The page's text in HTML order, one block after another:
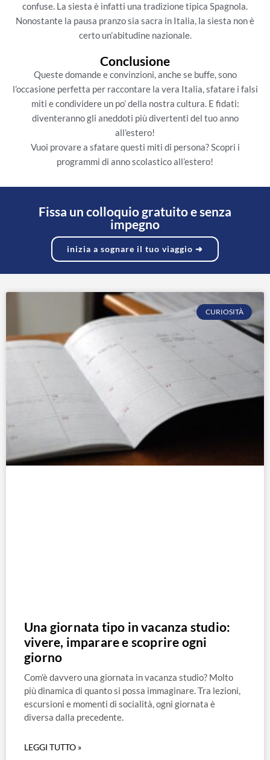
confuse. La siesta è infatti una tradizione tipica Spagnola.
Nonostante la pausa pranzo sia sacra in Italia, la siesta non è
certo un’abitudine nazionale.
Conclusione
Queste domande e convinzioni, anche se buffe, sono
l’occasione perfetta per raccontare la vera Italia, sfatare i falsi
miti e condividere un po’ della nostra cultura. E fidati:
diventeranno gli aneddoti più divertenti del tuo anno
all’estero!
Vuoi provare a sfatare questi miti di persona? Scopri i
programmi di anno scolastico all’estero!
Fissa un colloquio gratuito e senza
impegno
inizia a sognare il tuo viaggio ➜
CURIOSITÀ
Una giornata tipo in vacanza studio:
vivere, imparare e scoprire ogni
giorno
Com’è davvero una giornata in vacanza studio? Molto
più dinamica di quanto si possa immaginare. Tra lezioni,
escursioni e momenti di socialità, ogni giornata è
diversa dalla precedente.
LEGGI TUTTO »